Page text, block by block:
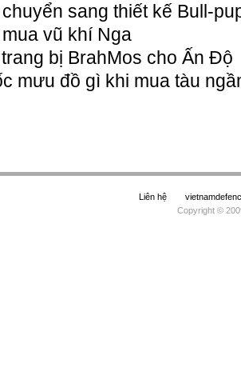
sang thiết kế Bull-
vũ khí Nga
bị BrahMos cho Ấn Độ
mưu đồ gì khi mua tàu
Liên hệ
Copyright ©